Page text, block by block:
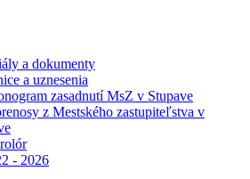
a dokumenty
a uznesenia
zasadnutí MsZ v Stupave
z Mestského zastupiteľstva v
- 2026